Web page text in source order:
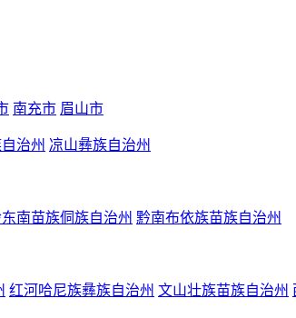
南充市 眉山市
治州 凉山彝族自治州
南苗族侗族自治州 黔南布依族苗族自治州
红河哈尼族彝族自治州 文山壮族苗族自治州